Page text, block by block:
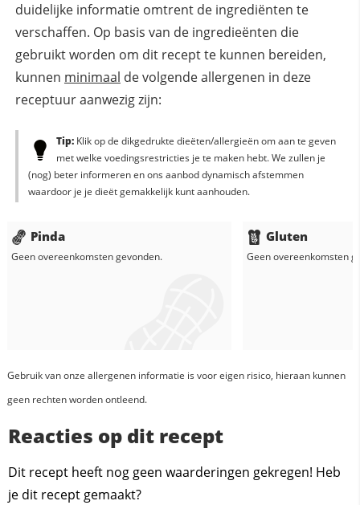
duidelijke informatie omtrent de ingrediënten te
verschaffen. Op basis van de ingredieënten die
gebruikt worden om dit recept te kunnen bereiden,
kunnen minimaal de volgende allergenen in deze
receptuur aanwezig zijn:
Tip:Klik op de dikgedrukte dieëten/allergieën om aan te geven
met welke voedingsrestricties je te maken hebt. We zullen je
(nog) beter informeren en ons aanbod dynamisch afstemmen
waardoor je je dieët gemakkelijk kunt aanhouden.
Pinda
Geen overeenkomsten gevonden.
Gluten
Geen overeenkomsten
Gebruik van onze allergenen informatie is voor eigen risico, hieraan kunnen
geen rechten worden ontleend.
Reacties op dit recept
Dit recept heeft nog geen waarderingen gekregen! Heb
je dit recept gemaakt?